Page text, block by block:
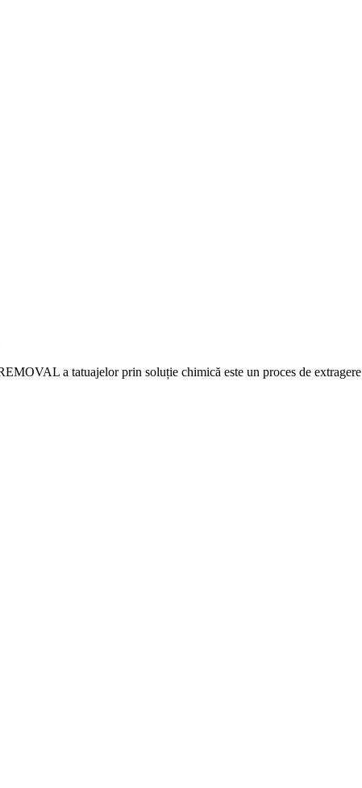
a tatuajelor prin soluție chimică este un proces de